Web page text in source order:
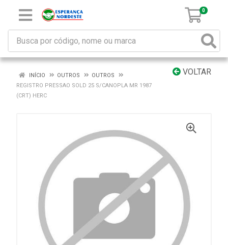
0
VOLTAR
INÍCIO OUTROS
OUTROS
REGISTRO PRESSAO SOLD 25 S/CANOPLA MR 1987
(CRT) HERC